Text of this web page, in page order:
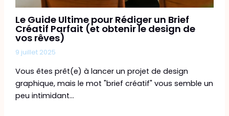
Le Guide Ultime pour Rédiger un Brief
Créatif Parfait (et obtenir le design de
vos rêves)
9 juillet 2025
Vous êtes prêt(e) à lancer un projet de design
graphique, mais le mot "brief créatif" vous semble un
peu intimidant…